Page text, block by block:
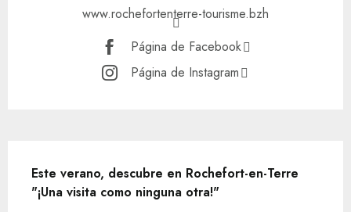
www.rochefortenterre-tourisme.bzh
Página de Facebook
Página de Instagram
Este verano, descubre en Rochefort-en-Terre
"¡Una visita como ninguna otra!"